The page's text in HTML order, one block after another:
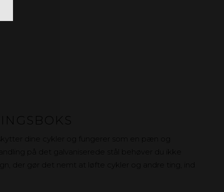
dine cykler og fungerer som en pæn og
på det galvaniserede stål behøver du ikke
der gør det nemt at løfte cykler og andre ting, ind